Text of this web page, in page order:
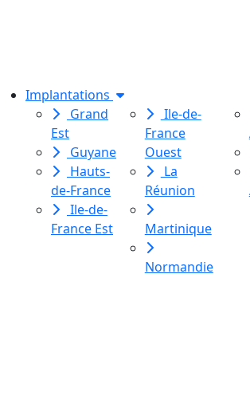
Implantations
Grand
Est
Guyane
Hauts-
de-France
Ile-de-
France Est
Ile-de-
France
Ouest
La
Réunion
Martinique
Normandie